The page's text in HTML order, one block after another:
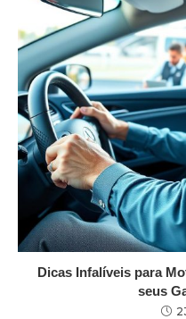
Dicas Infalíveis para
seus